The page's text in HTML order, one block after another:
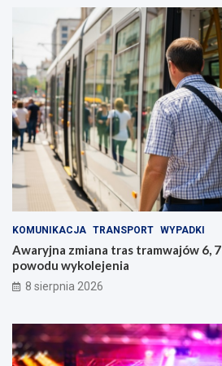
KOMUNIKACJA TRANSPORT WYPADKI
Awaryjna zmiana tras tramwajów 6,
powodu wykolejenia
8 sierpnia 2026